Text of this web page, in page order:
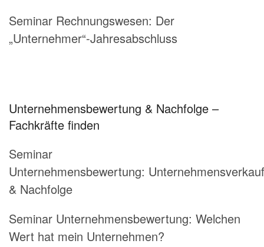
Seminar Rechnungswesen: Der
„Unternehmer“-Jahresabschluss
Unternehmensbewertung & Nachfolge –
Fachkräfte finden
Seminar
Unternehmensbewertung: Unternehmensverkauf
& Nachfolge
Seminar Unternehmensbewertung: Welchen
Wert hat mein Unternehmen?